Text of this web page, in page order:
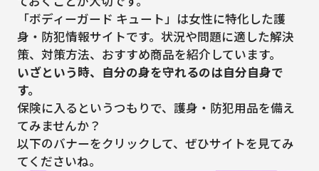
「ボディーガード キュート」は女性に特化した護
身・防犯情報サイトです。状況や問題に適した解決
策、対策方法、おすすめ商品を紹介しています。
いざという時、自分の身を守れるのは自分自身で
す。
保険に入るというつもりで、護身・防犯用品を備え
てみませんか？
以下のバナーをクリックして、ぜひサイトを見てみ
てくださいね。